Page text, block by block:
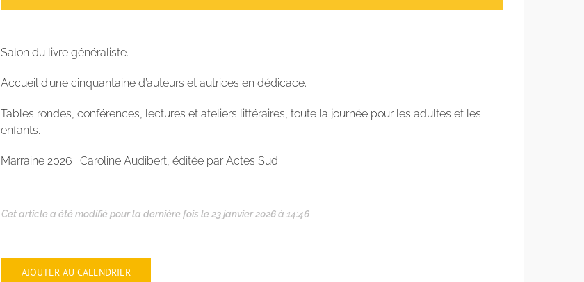
Salon du livre généraliste.
Accueil d’une cinquantaine d’auteurs et autrices en dédicace.
Tables rondes, conférences, lectures et ateliers littéraires, toute la journée pour les adultes et les
enfants.
Marraine 2026 : Caroline Audibert, éditée par Actes Sud
Cet article a été modifié pour la dernière fois le 23 janvier 2026 à 14:46
AJOUTER AU CALENDRIER